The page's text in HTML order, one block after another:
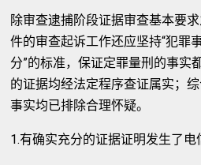
除审查逮捕阶段证据审查基本要
件的审查起诉工作还应坚持“犯罪
分”的标准，保证定罪量刑的事实
的证据均经法定程序查证属实；
事实均已排除合理怀疑。
1.有确实充分的证据证明发生了